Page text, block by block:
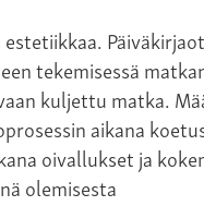
tekemisessä
kuljettu matka.
aikana
oivallukset ja
olemisesta